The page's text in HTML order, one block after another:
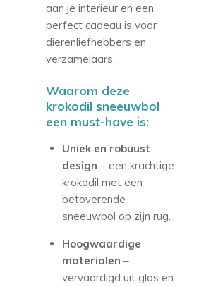
aan je interieur en een
perfect cadeau is voor
dierenliefhebbers en
verzamelaars.
Waarom deze
krokodil sneeuwbol
een must-have is:
Uniek en robuust
design – een krachtige
krokodil met een
betoverende
sneeuwbol op zijn rug.
Hoogwaardige
materialen –
vervaardigd uit glas en